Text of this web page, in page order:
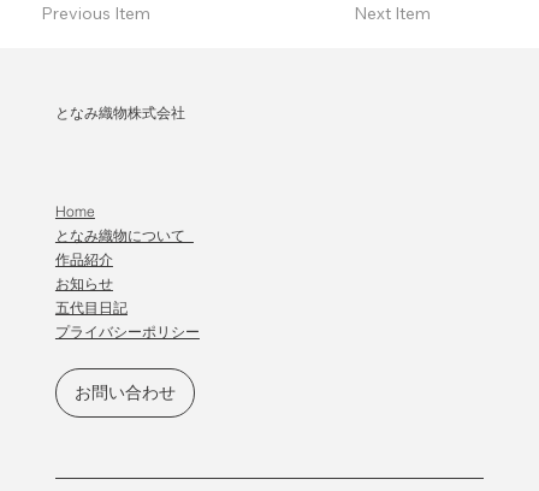
Next Item
Previous Item
となみ織物株式会社
お問い合わせ
Home
となみ織物について
作品紹介
​お知らせ
五代目日記
プライバシーポリシー